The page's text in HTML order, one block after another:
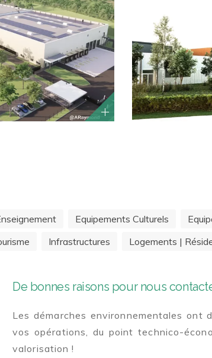
Equipements Culturels
Infrastructures Logements |
De bonnes raisons pour nous
Les démarches environnementales ont
vos opérations, du point technico-
valorisation !